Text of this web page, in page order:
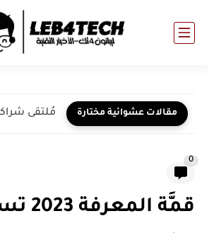
مقالات عشوائية مختارة
0
قمَّة